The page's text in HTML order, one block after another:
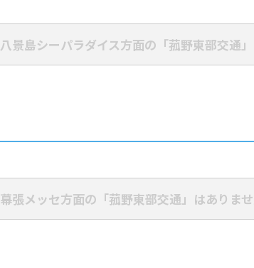
八景島シーパラダイス方面の「菰野東部交通
幕張メッセ方面の「菰野東部交通」はありま